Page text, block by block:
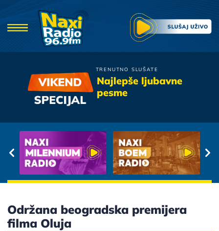
TRENUTNO SLUŠATE
Najlepše ljubavne
pesme
Poslednja Igra
Održana beogradska premijera
filma Oluja